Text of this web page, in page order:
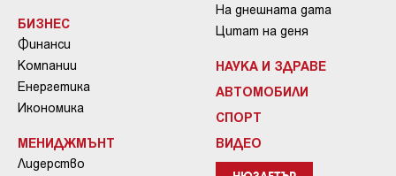
БИЗНЕС
Финанси
Компании
Енергетика
Икономика
МЕНИДЖМЪНТ
Лидерство
На днешната дата
Цитат на деня
НАУКА И ЗДРАВЕ
АВТОМОБИЛИ
СПОРТ
ВИДЕО